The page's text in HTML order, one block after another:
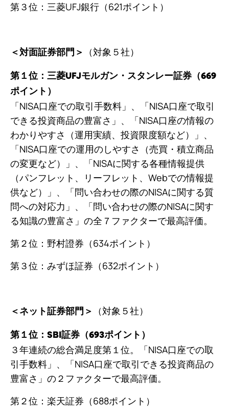
第３位：三菱UFJ銀行（621ポイント）
＜対面証券部門＞ （対象５社）
第１位：三菱UFJモルガン・スタンレー証券（669
ポイント）
「NISA口座での取引手数料」、「NISA口座で取引
できる投資商品の豊富さ」、「NISA口座の情報の
わかりやすさ（運用実績、投資限度額など）」、
「NISA口座での運用のしやすさ（売買・積立商品
の変更など）」、「NISAに関する各種情報提供
（パンフレット、リーフレット、Webでの情報提
供など）」、「問い合わせの際のNISAに関する質
問への対応力」、「問い合わせの際のNISAに関す
る知識の豊富さ」の全７ファクターで最高評価。
第２位：野村證券（634ポイント）
第３位：みずほ証券（632ポイント）
＜ネット証券部門＞ （対象５社）
第１位：SBI証券（693ポイント）
３年連続の総合満足度第１位。「NISA口座での取
引手数料」、「NISA口座で取引できる投資商品の
豊富さ」の２ファクターで最高評価。
第２位：楽天証券（688ポイント）